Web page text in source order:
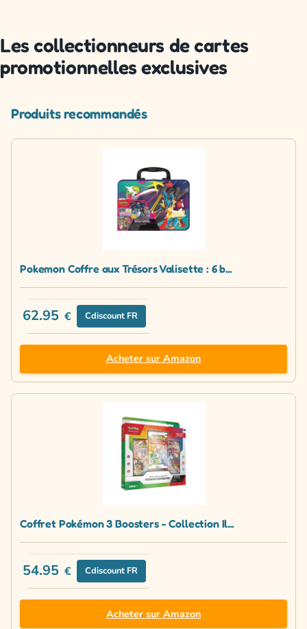
Les collectionneurs de cartes
promotionnelles exclusives
Produits recommandés
Pokemon Coffre aux Trésors Valisette : 6 b...
62.95 € Cdiscount FR
Acheter sur Amazon
Coffret Pokémon 3 Boosters - Collection Il...
54.95 € Cdiscount FR
Acheter sur Amazon